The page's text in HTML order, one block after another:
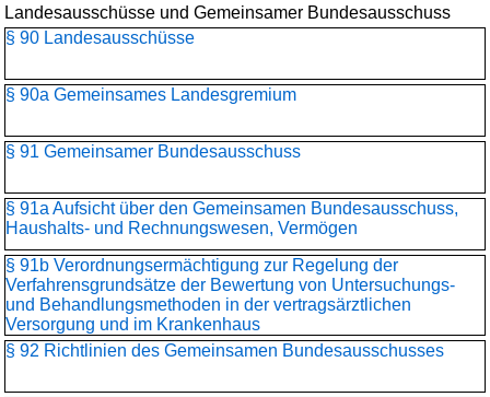
Landesausschüsse und Gemeinsamer Bundesausschuss
§ 90 Landesausschüsse
§ 90a Gemeinsames Landesgremium
§ 91 Gemeinsamer Bundesausschuss
§ 91a Aufsicht über den Gemeinsamen Bundesausschuss,
Haushalts- und Rechnungswesen, Vermögen
§ 91b Verordnungsermächtigung zur Regelung der
Verfahrensgrundsätze der Bewertung von Untersuchungs-
und Behandlungsmethoden in der vertragsärztlichen
Versorgung und im Krankenhaus
§ 92 Richtlinien des Gemeinsamen Bundesausschusses